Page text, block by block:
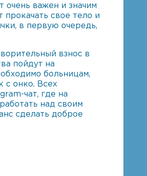
очень важен и значим
прокачать свое тело и
в первую очередь,
взнос в
пойдут на
больницам,
с онко. Всех
чат, где на
над своим
сделать доброе